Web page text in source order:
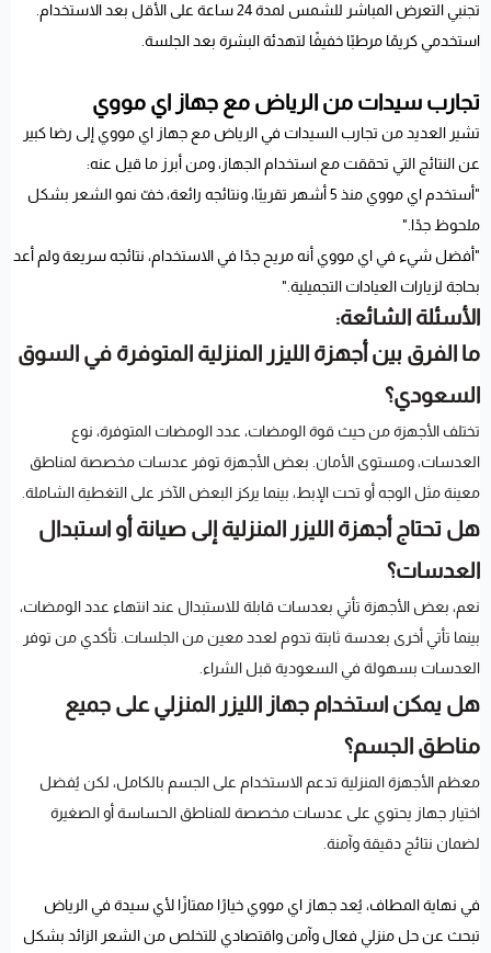
تجنبي التعرض المباشر للشمس لمدة 24 ساعة على الأقل بعد الاستخدام.
استخدمي كريمًا مرطبًا خفيفًا لتهدئة البشرة بعد الجلسة.
تجارب سيدات من الرياض مع جهاز اي مووي
تشير العديد من تجارب السيدات في الرياض مع جهاز اي مووي إلى رضا كبير
عن النتائج التي تحققت مع استخدام الجهاز، ومن أبرز ما قيل عنه:
"أستخدم اي مووي منذ 5 أشهر تقريبًا، ونتائجه رائعة، خفّ نمو الشعر بشكل
ملحوظ جدًا."
"أفضل شيء في اي مووي أنه مريح جدًا في الاستخدام، نتائجه سريعة ولم أعد
بحاجة لزيارات العيادات التجميلية."
الأسئلة الشائعة:
ما الفرق بين أجهزة الليزر المنزلية المتوفرة في السوق
السعودي؟
تختلف الأجهزة من حيث قوة الومضات، عدد الومضات المتوفرة، نوع
العدسات، ومستوى الأمان. بعض الأجهزة توفر عدسات مخصصة لمناطق
معينة مثل الوجه أو تحت الإبط، بينما يركز البعض الآخر على التغطية الشاملة.
هل تحتاج أجهزة الليزر المنزلية إلى صيانة أو استبدال
العدسات؟
نعم، بعض الأجهزة تأتي بعدسات قابلة للاستبدال عند انتهاء عدد الومضات،
بينما تأتي أخرى بعدسة ثابتة تدوم لعدد معين من الجلسات. تأكدي من توفر
العدسات بسهولة في السعودية قبل الشراء.
هل يمكن استخدام جهاز الليزر المنزلي على جميع
مناطق الجسم؟
معظم الأجهزة المنزلية تدعم الاستخدام على الجسم بالكامل، لكن يُفضل
اختيار جهاز يحتوي على عدسات مخصصة للمناطق الحساسة أو الصغيرة
لضمان نتائج دقيقة وآمنة.
في نهاية المطاف، يُعد جهاز اي مووي خيارًا ممتازًا لأي سيدة في الرياض
تبحث عن حل منزلي فعال وآمن واقتصادي للتخلص من الشعر الزائد بشكل